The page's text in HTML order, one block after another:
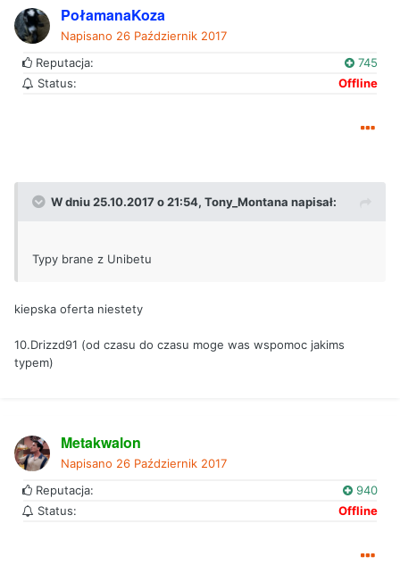
PołamanaKoza
Napisano 26 Październik 2017
Reputacja:
745
Status:
Offline
W dniu 25.10.2017 o 21:54, Tony_Montana napisał:
Typy brane z Unibetu
kiepska oferta niestety
10.Drizzd91 (od czasu do czasu moge was wspomoc jakims
typem)
Metakwalon
Napisano 26 Październik 2017
Reputacja:
940
Status:
Offline